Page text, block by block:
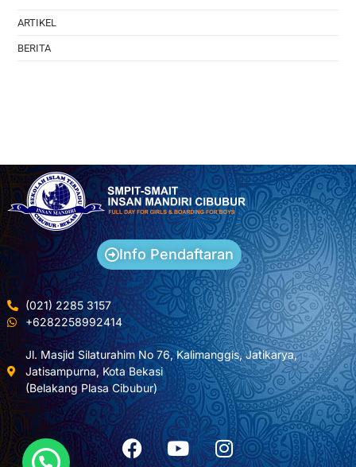
ARTIKEL
BERITA
Info Pendaftaran
(021) 2285 3157
+6282258992414
Jl. Masjid Silaturahim No 76, Kalimanggis, Jatikarya,
Jatisampurna, Kota Bekasi
(Belakang Plasa Cibubur)